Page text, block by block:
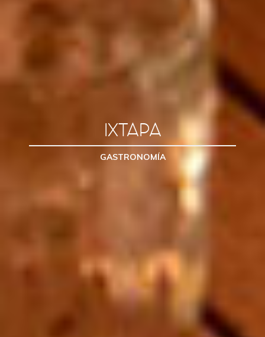
IXTAPA
GASTRONOMÍA